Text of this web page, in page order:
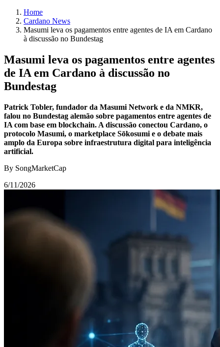
Home
Cardano News
Masumi leva os pagamentos entre agentes de IA em Cardano
à discussão no Bundestag
Masumi leva os pagamentos entre agentes
de IA em Cardano à discussão no
Bundestag
Patrick Tobler, fundador da Masumi Network e da NMKR,
falou no Bundestag alemão sobre pagamentos entre agentes de
IA com base em blockchain. A discussão conectou Cardano, o
protocolo Masumi, o marketplace Sōkosumi e o debate mais
amplo da Europa sobre infraestrutura digital para inteligência
artificial.
By SongMarketCap
6/11/2026